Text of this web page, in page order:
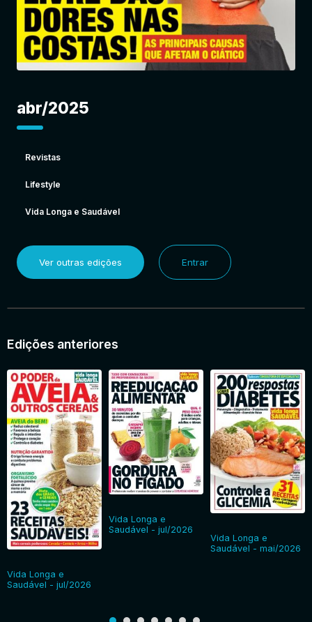
abr/2025
Revistas
Lifestyle
Vida Longa e Saudável
Ver outras edições Entrar
Edições anteriores
Vida Longa e
Saudável - jul/2026
Vida Longa e
Saudável - jul/2026
Vida Longa e
Saudável - mai/2026